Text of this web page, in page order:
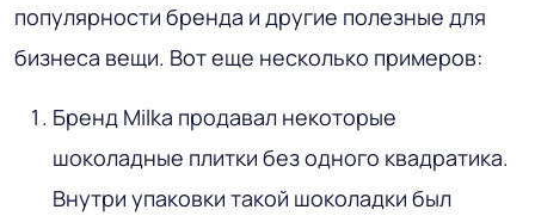
популярности бренда и другие полезные для
бизнеса вещи. Вот еще несколько примеров:
Бренд Milka продавал некоторые
шоколадные плитки без одного квадратика.
Внутри упаковки такой шоколадки был